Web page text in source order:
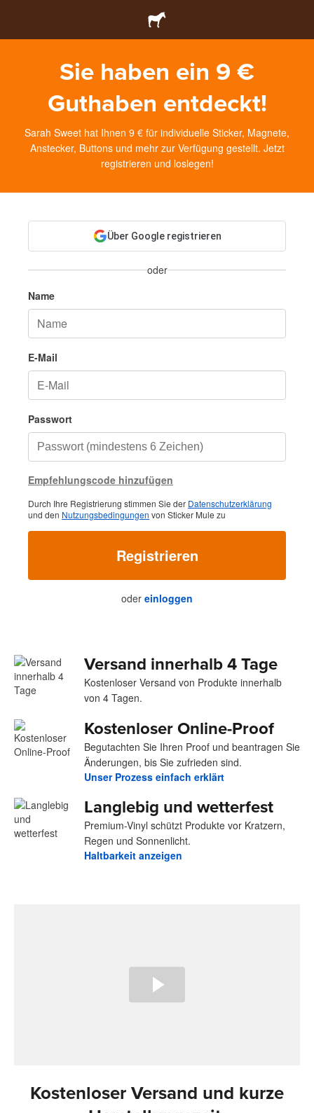
Sie haben ein 9 €
Guthaben entdeckt!
Sarah Sweet hat Ihnen 9 € für individuelle Sticker, Magnete,
Anstecker, Buttons und mehr zur Verfügung gestellt. Jetzt
registrieren und loslegen!
Über Google registrieren
oder
Name
E-Mail
Passwort
Empfehlungscode hinzufügen
Durch Ihre Registrierung stimmen Sie der Datenschutzerklärung
und den Nutzungsbedingungen von Sticker Mule zu
Registrieren
oder einloggen
Versand innerhalb 4 Tage
Kostenloser Versand von Produkte innerhalb
von 4 Tagen.
Kostenloser Online-Proof
Begutachten Sie Ihren Proof und beantragen Sie
Änderungen, bis Sie zufrieden sind.
Unser Prozess einfach erklärt
Langlebig und wetterfest
Premium-Vinyl schützt Produkte vor Kratzern,
Regen und Sonnenlicht.
Haltbarkeit anzeigen
Kostenloser Versand und kurze